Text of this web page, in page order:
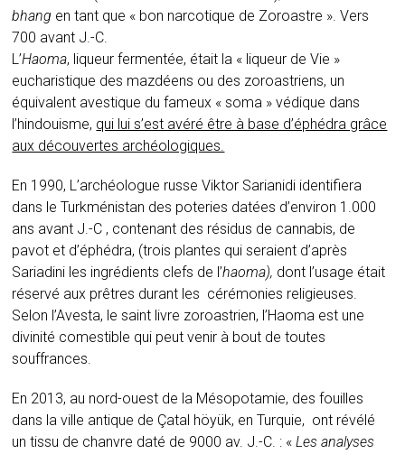
bhang en tant que « bon narcotique de Zoroastre ». Vers
700 avant J.-C.
L’Haoma, liqueur fermentée, était la « liqueur de Vie »
eucharistique des mazdéens ou des zoroastriens, un
équivalent avestique du fameux « soma » védique dans
l’hindouisme, qui lui s’est avéré être à base d’éphédra grâce
aux découvertes archéologiques.
En 1990, L’archéologue russe Viktor Sarianidi identifiera
dans le Turkménistan des poteries datées d’environ 1.000
ans avant J.-C , contenant des résidus de cannabis, de
pavot et d’éphédra, (trois plantes qui seraient d’après
Sariadini les ingrédients clefs de l’haoma), dont l’usage était
réservé aux prêtres durant les cérémonies religieuses.
Selon l’Avesta, le saint livre zoroastrien, l’Haoma est une
divinité comestible qui peut venir à bout de toutes
souffrances.
En 2013, au nord-ouest de la Mésopotamie, des fouilles
dans la ville antique de Çatal höyük, en Turquie, ont révélé
un tissu de chanvre daté de 9000 av. J.-C. : «Les analyses